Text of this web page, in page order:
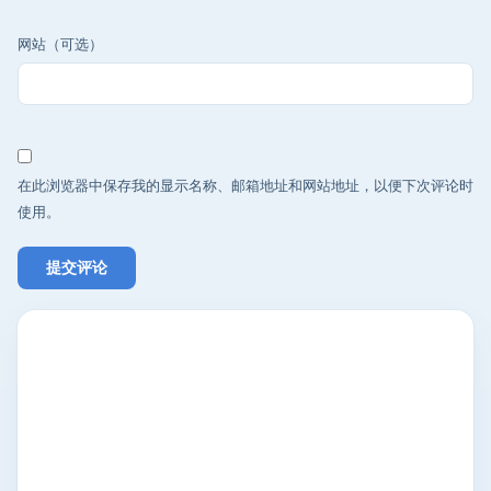
网站（可选）
在此浏览器中保存我的显示名称、邮箱地址和网站地址，以便下次评论时
使用。